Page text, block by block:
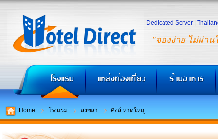
"จองง่าย ไม่ผ่าน
Dedicated Server
Home โรงแรม สงขลา คิงส์ หาดใหญ่